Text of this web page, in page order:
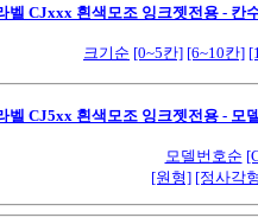
벨 CJxxx 흰색모조 잉크젯전용 - 칸
크기순 [0~5칸] [6~10칸]
벨 CJ5xx 흰색모조 잉크젯전용 - 모
모델번호순
[원형] [정사각